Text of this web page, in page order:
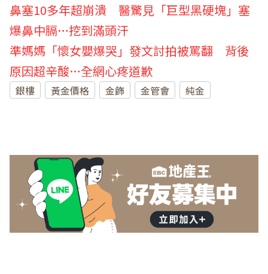
鼻塞10多年超崩潰 醫驚見「巨型黑硬塊」塞
爆鼻中膈…挖到滿頭汗
準媽媽「懷女嬰爆哭」發文討拍被罵翻 背後
原因超辛酸…全網心疼道歉
銀樓 黃金價格 金飾 金管會 純金